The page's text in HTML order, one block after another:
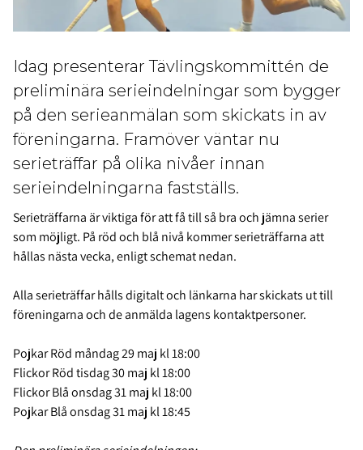
Idag presenterar Tävlingskommittén de
preliminära serieindelningar som bygger
på den serieanmälan som skickats in av
föreningarna. Framöver väntar nu
serieträffar på olika nivåer innan
serieindelningarna fastställs.
Serieträffarna är viktiga för att få till så bra och jämna serier
som möjligt. På röd och blå nivå kommer serieträffarna att
hållas nästa vecka, enligt schemat nedan.
Alla serieträffar hålls digitalt och länkarna har skickats ut till
föreningarna och de anmälda lagens kontaktpersoner.
Pojkar Röd måndag 29 maj kl 18:00
Flickor Röd tisdag 30 maj kl 18:00
Flickor Blå onsdag 31 maj kl 18:00
Pojkar Blå onsdag 31 maj kl 18:45